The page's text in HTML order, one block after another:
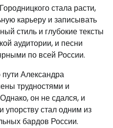
стала расти,
карьеру и записывать
стиль и глубокие тексты
аудитории, и песни
по всей России.
Александра
трудностями и
он не сдался, и
упорству стал одним из
бардов России.